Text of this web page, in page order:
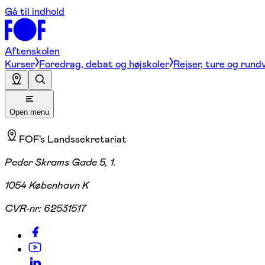
Gå til indhold
Aftenskolen
Kurser Foredrag, debat og højskoler Rejser, ture og
Open menu
FOF's Landssekretariat
Peder Skrams Gade 5, 1.
1054 København K
CVR-nr: 62531517